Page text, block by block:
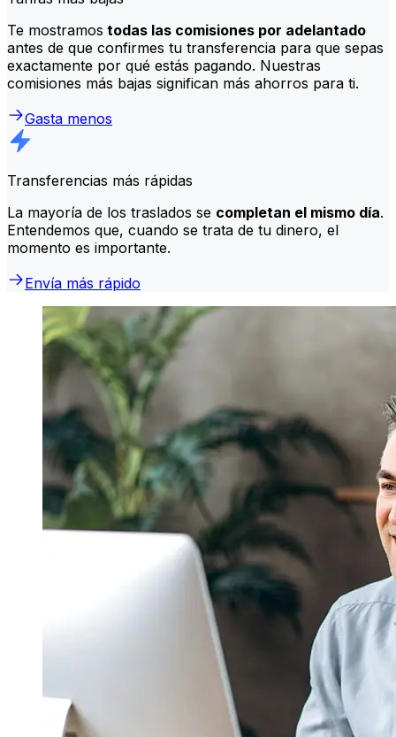
Te mostramos todas las comisiones por adelantado
antes de que confirmes tu transferencia para que sepas
exactamente por qué estás pagando. Nuestras
comisiones más bajas significan más ahorros para ti.
Gasta menos
Transferencias más rápidas
La mayoría de los traslados se completan el mismo día.
Entendemos que, cuando se trata de tu dinero, el
momento es importante.
Envía más rápido